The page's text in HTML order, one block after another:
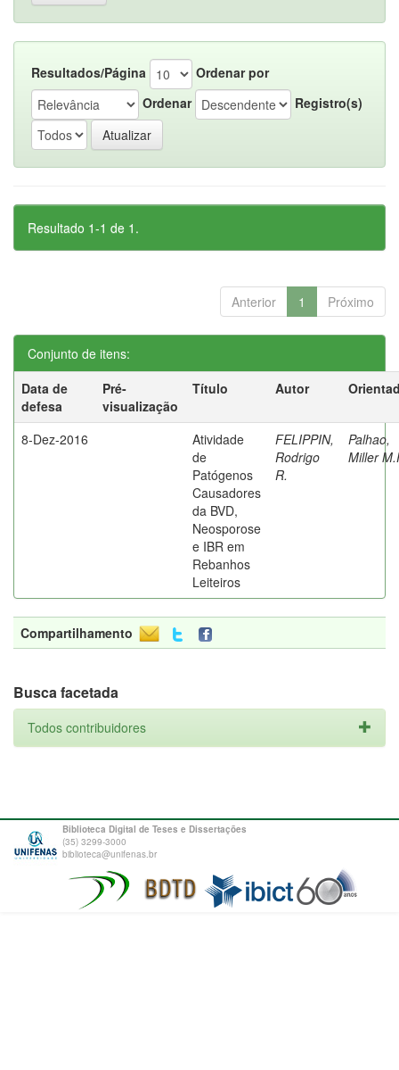
Resultados/Página
Ordenar por
Ordenar
Registro(s)
Resultado 1-1 de 1.
Anterior 1 Próximo
Conjunto de itens:
Data de
defesa
Pré-
visualização
Título Autor
8-Dez-2016
Atividade
de
Patógenos
Causadores
da BVD,
Neosporose
e IBR em
Rebanhos
Leiteiros
FELIPPIN,
Rodrigo
R.
Palhao,
Miller
Compartilhamento
Busca facetada
Todos contribuidores
Biblioteca Digital de Teses e Dissertações
(35) 3299-3000
biblioteca@unifenas.br